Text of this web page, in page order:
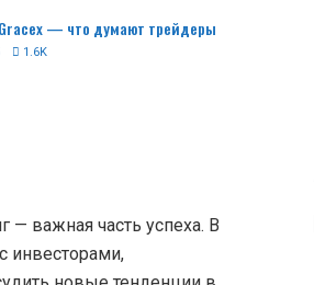
— что думают трейдеры
1.6K
— важная часть успеха. В
инвесторами,